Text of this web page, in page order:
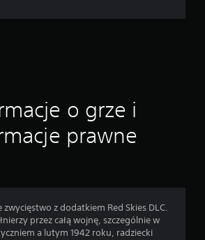
o grze i
prawne
z dodatkiem Red Skies DLC.
przez całą wojnę, szczególnie w
a lutym 1942 roku, radziecki